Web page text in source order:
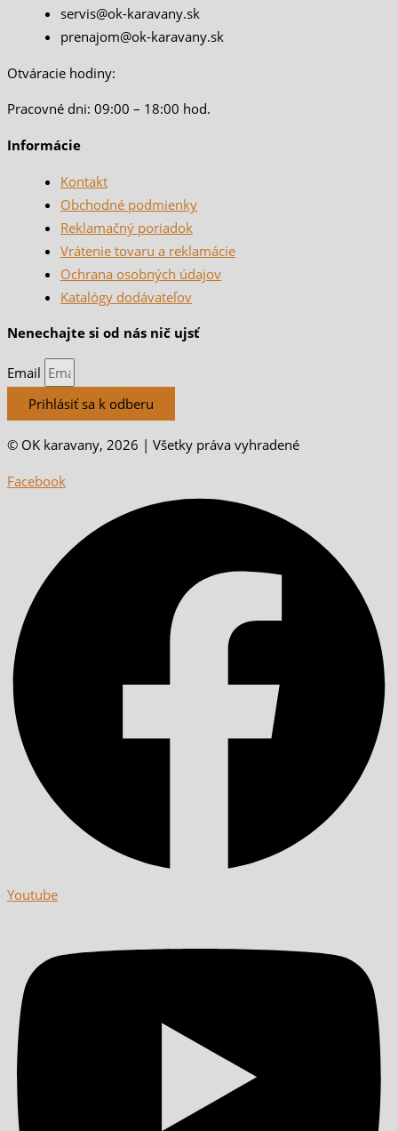
servis@ok-karavany.sk
prenajom@ok-karavany.sk
Otváracie hodiny:
Pracovné dni: 09:00 – 18:00 hod.
Informácie
Kontakt
Obchodné podmienky
Reklamačný poriadok
Vrátenie tovaru a reklamácie
Ochrana osobných údajov
Katalógy dodávateľov
Nenechajte si od nás nič ujsť
Email
Prihlásiť sa k odberu
© OK karavany, 2026 | Všetky práva vyhradené
Facebook
Youtube